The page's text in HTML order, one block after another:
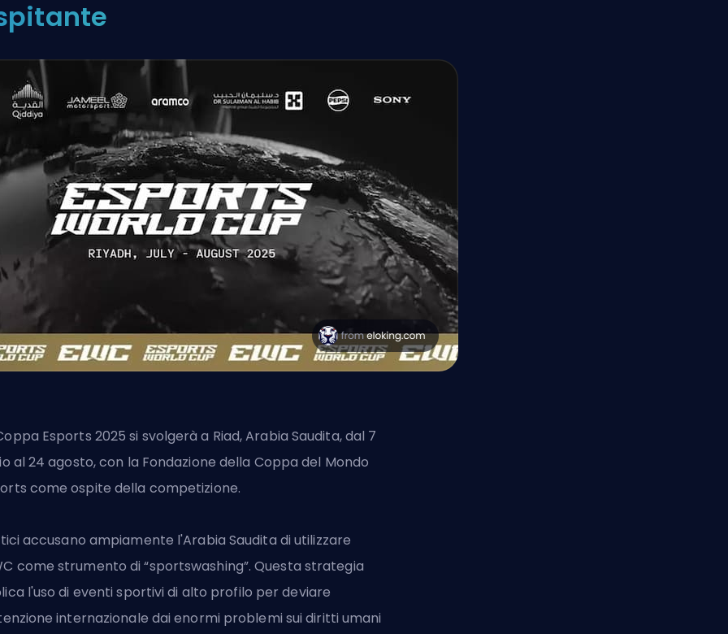
Esports 2025 si svolgerà a Riad, Arabia Saudita, dal 7
al 24 agosto, con la Fondazione della Coppa del Mondo
come ospite della competizione.
accusano ampiamente l'Arabia Saudita di utilizzare
come strumento di “sportswashing”. Questa strategia
l'uso di eventi sportivi di alto profilo per deviare
internazionale dai enormi problemi sui diritti umani